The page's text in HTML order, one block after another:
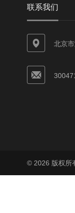
联系我们
北京
© 2026 版权所